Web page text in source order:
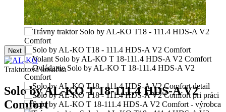
Next
Traktorová kosačka
Solo by AL-KO T 18-111.4 HDS-A V2
Comfort